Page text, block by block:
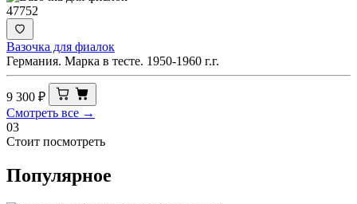
47752
Вазочка для фиалок
Германия. Марка в тесте. 1950-1960 г.г.
9 300 ₽
Смотреть все →
03
Стоит посмотреть
Популярное